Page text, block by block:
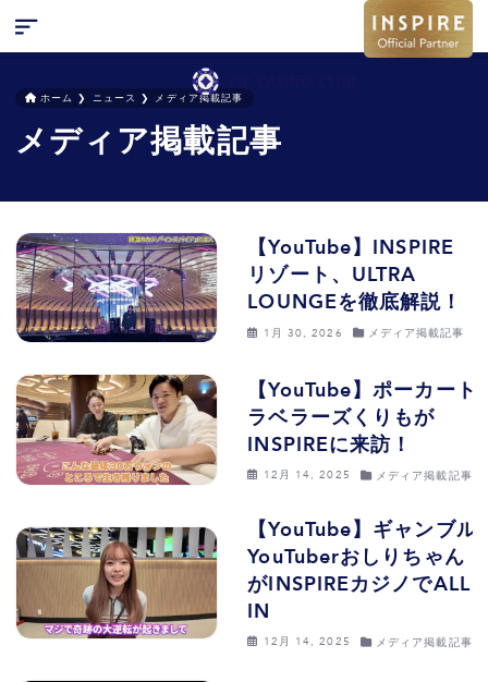
キャンペーン
特集
ニュース
FAQ
検索
ホーム ❯ ニュース ❯ メディア掲載記事
メディア掲載記事
【YouTube】INSPIRE
リゾート、ULTRA
LOUNGEを徹底解説！
1月 30, 2026 メディア掲載記事
【YouTube】ポーカート
ラベラーズくりもが
INSPIREに来訪！
12月 14, 2025 メディア掲載記事
【YouTube】ギャンブル
YouTuberおしりちゃん
がINSPIREカジノでALL
IN
12月 14, 2025 メディア掲載記事